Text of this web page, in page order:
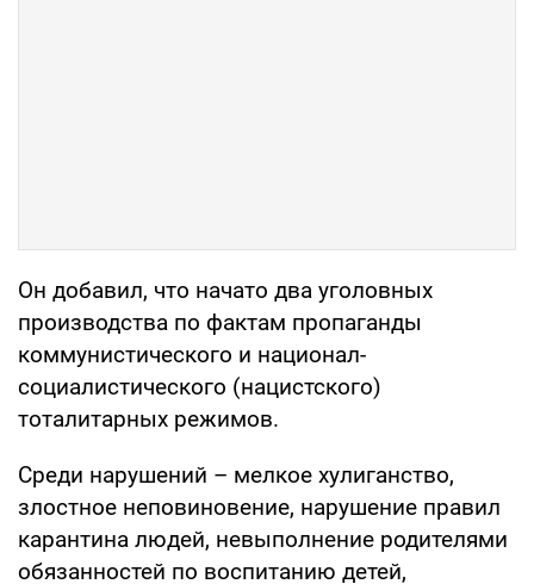
Он добавил, что начато два уголовных
производства по фактам пропаганды
коммунистического и национал-
социалистического (нацистского)
тоталитарных режимов.
Среди нарушений – мелкое хулиганство,
злостное неповиновение, нарушение правил
карантина людей, невыполнение родителями
обязанностей по воспитанию детей,